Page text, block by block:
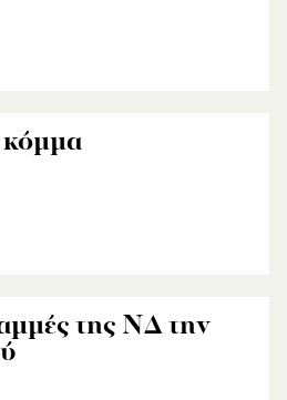
κόμμα
της ΝΔ την